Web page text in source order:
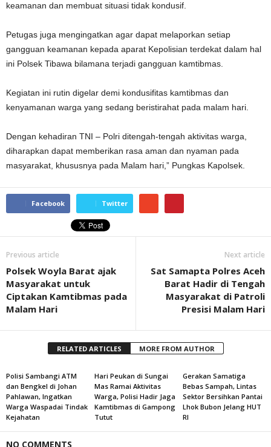
keamanan dan membuat situasi tidak kondusif.
Petugas juga mengingatkan agar dapat melaporkan setiap
gangguan keamanan kepada aparat Kepolisian terdekat dalam hal
ini Polsek Tibawa bilamana terjadi gangguan kamtibmas.
Kegiatan ini rutin digelar demi kondusifitas kamtibmas dan
kenyamanan warga yang sedang beristirahat pada malam hari.
Dengan kehadiran TNI – Polri ditengah-tengah aktivitas warga,
diharapkan dapat memberikan rasa aman dan nyaman pada
masyarakat, khususnya pada Malam hari,” Pungkas Kapolsek.
Facebook Twitter
Previous article
Polsek Woyla Barat ajak
Masyarakat untuk
Ciptakan Kamtibmas pada
Malam Hari
Next article
Sat Samapta Polres Aceh
Barat Hadir di Tengah
Masyarakat di Patroli
Presisi Malam Hari
RELATED ARTICLES MORE FROM AUTHOR
Polisi Sambangi ATM
dan Bengkel di Johan
Pahlawan, Ingatkan
Warga Waspadai Tindak
Kejahatan
Hari Peukan di Sungai
Mas Ramai Aktivitas
Warga, Polisi Hadir Jaga
Kamtibmas di Gampong
Tutut
Gerakan Samatiga
Bebas Sampah, Lintas
Sektor Bersihkan Pantai
Lhok Bubon Jelang HUT
RI
NO COMMENTS